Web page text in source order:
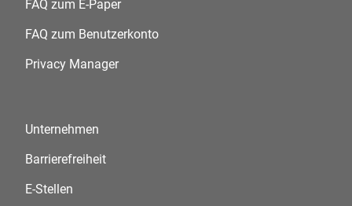
FAQ zum E-Paper
FAQ zum Benutzerkonto
Privacy Manager
Unternehmen
Barrierefreiheit
E-Stellen